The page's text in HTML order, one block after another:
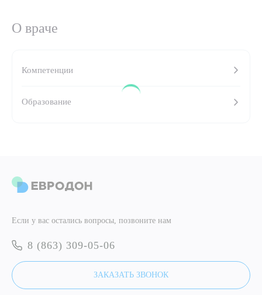
О враче
Компетенции
Образование
Я даю согласие наобработку персональных данных
Если у вас остались вопросы, позвоните нам
8 (863) 309-05-06
ЗАКАЗАТЬ ЗВОНОК
Выберите сопутствующую услугу